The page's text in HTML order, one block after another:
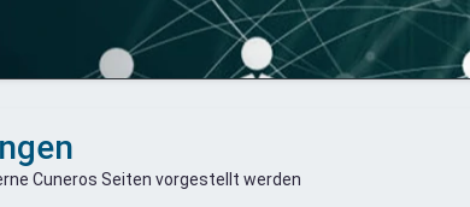
Cuneros Seiten vorgestellt werden